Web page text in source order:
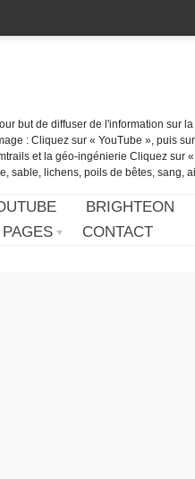
but de diffuser de l'information sur
: Cliquez sur « YouTube », puis
et la géo-ingénierie Cliquez sur
sable, lichens, poils de bêtes, sang,
BRIGHTEON
PAGES CONTACT